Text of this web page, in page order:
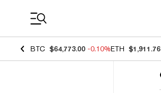
BTC $64,773.00 -0.10%ETH $1,911.76